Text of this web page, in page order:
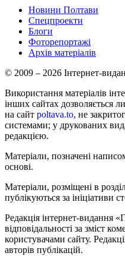
Новини Полтави
Спецпроекти
Блоги
Фоторепортажі
Архів матеріалів
© 2009 – 2026 Інтернет-
Використання матеріалів
інших сайтах дозволяється
на сайт poltava.to, не
системами; у друкованих
редакцією.
Матеріали, позначені
основі.
Матеріали, розміщені в
публікуються за ініціативи
Редакція інтернет-видання
відповідальності за зміст
користувачами сайту.
авторів публікацій.